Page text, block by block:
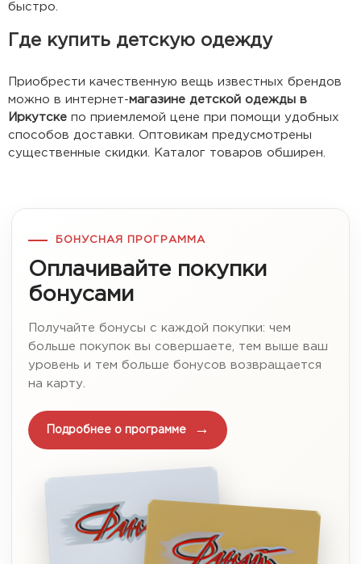
быстро.
Где купить детскую одежду
Приобрести качественную вещь известных брендов
можно в интернет-магазине детской одежды в
Иркутске по приемлемой цене при помощи удобных
способов доставки. Оптовикам предусмотрены
существенные скидки. Каталог товаров обширен.
БОНУСНАЯ ПРОГРАММА
Оплачивайте покупки
бонусами
Получайте бонусы с каждой покупки: чем
больше покупок вы совершаете, тем выше ваш
уровень и тем больше бонусов возвращается
на карту.
Подробнее о программе